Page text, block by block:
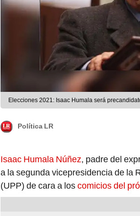
Elecciones 2021: Isaac Humala será
Política LR
Isaac Humala Núñez, padre del
a la segunda vicepresidencia de la
(UPP) de cara a loscomicios del